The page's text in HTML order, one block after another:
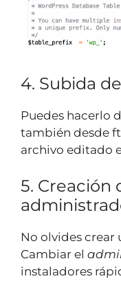
4. Subida
Puedes hacerlo
también desde
archivo editado
5. Creación
No olvides
Cambiar el
instaladores